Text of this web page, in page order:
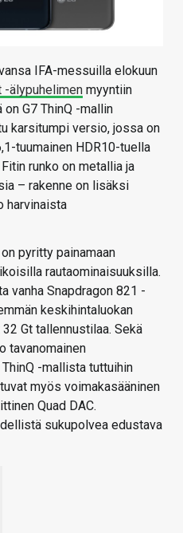
IFA-messuilla elokuun
-älypuhelimen myyntiin
G7 ThinQ -mallin
karsitumpi versio, jossa on
tuumainen HDR10-tuella
runko on metallia ja
– rakenne on lisäksi
harvinaista
pyritty painamaan
rautaominaisuuksilla.
vanha Snapdragon 821 -
keskihintaluokan
Gt tallennustilaa. Sekä
tavanomainen
-mallista tuttuihin
myös voimakasääninen
Quad DAC.
sukupolvea edustava